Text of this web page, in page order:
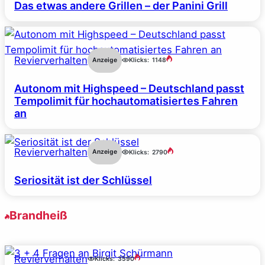
Das etwas andere Grillen – der Panini Grill
Revierverhalten Anzeige Klicks: 1148
Autonom mit Highspeed – Deutschland passt
Tempolimit für hochautomatisiertes Fahren
an
Revierverhalten Anzeige Klicks: 2790
Seriosität ist der Schlüssel
Brandheiß
Revierverhalten Klicks: 3590